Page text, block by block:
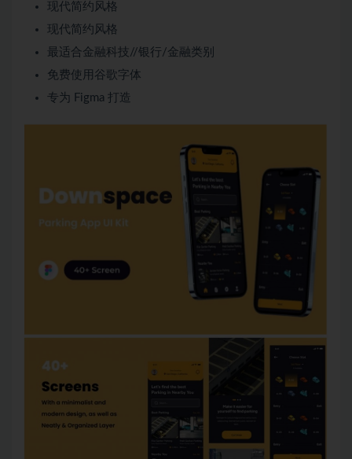
现代简约风格
现代简约风格
最适合金融科技//银行/金融类别
免费使用谷歌字体
专为 Figma 打造